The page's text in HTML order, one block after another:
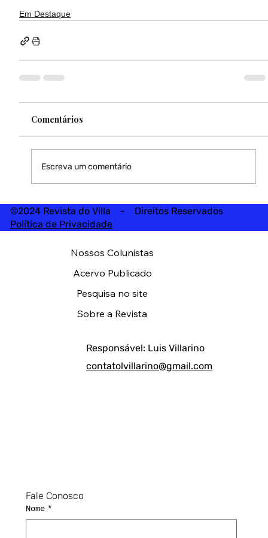
Em Destaque
Comentários
Escreva um comentário
©2024 Revista do Villa - Direitos Reservados
Política de Privacidade
Fale Conosco
Nome *
Responsável: Luis Villarino
contatolvillarino@gmail.com
Nossos Colunistas
Acervo Publicado
Pesquisa no site
Sobre a Revista